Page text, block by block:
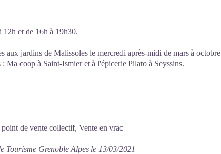
12h et de 16h à 19h30.
aux jardins de Malissoles le mercredi après-midi de mars à octobre
Ma coop à Saint-Ismier et à l'épicerie Pilato à Seyssins.
de vente collectif, Vente en vrac
Tourisme Grenoble Alpes le 13/03/2021